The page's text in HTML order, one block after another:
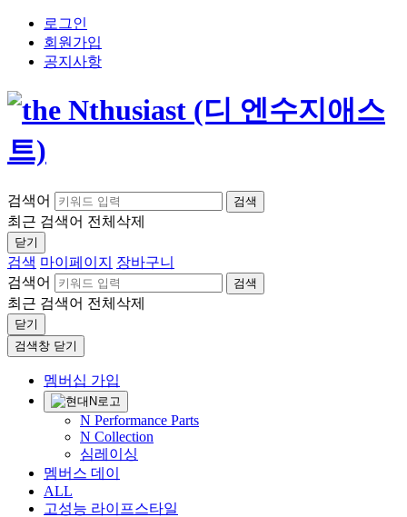
로그인
회원가입
공지사항
검색어 검색
최근 검색어 전체삭제
닫기
검색 마이페이지
장바구니
검색어
검색
최근 검색어 전체삭제
닫기
검색창 닫기
멤버십 가입
N Performance Parts
N Collection
심레이싱
멤버스 데이
ALL
고성능 라이프스타일